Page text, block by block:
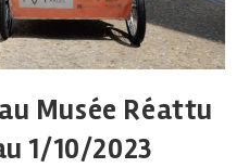
Musée Réattu
1/10/2023